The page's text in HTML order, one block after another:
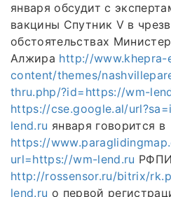
января обсудит с
вакцины Спутник V в
обстоятельствах
Алжира http://
content/themes/
thru.php/?id=https://wm-
https://cse.google.al/
lend.ru января говорится в
https://
url=https://wm-lend.ru РФПИ
http://rossensor.ru/bitrix/
lend.ru о первой